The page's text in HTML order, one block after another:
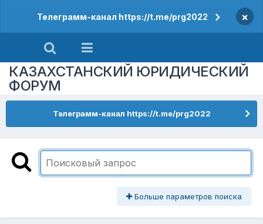
Телеграмм-канал https://t.me/prg2022 ×
КАЗАХСТАНСКИЙ ЮРИДИЧЕСКИЙ
ФОРУМ
Телеграмм-канал https://t.me/prg2022
Больше параметров поиска